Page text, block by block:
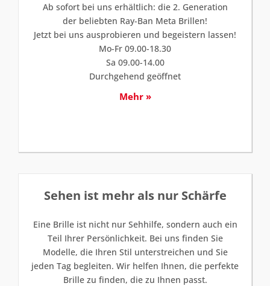
Ab sofort bei uns erhältlich: die 2. Generation
der beliebten Ray-Ban Meta Brillen!
Jetzt bei uns ausprobieren und begeistern lassen!
Mo-Fr 09.00-18.30
Sa 09.00-14.00
Durchgehend geöffnet
Mehr »
Sehen ist mehr als nur Schärfe
Eine Brille ist nicht nur Sehhilfe, sondern auch ein
Teil Ihrer Persönlichkeit. Bei uns finden Sie
Modelle, die Ihren Stil unterstreichen und Sie
jeden Tag begleiten. Wir helfen Ihnen, die perfekte
Brille zu finden, die zu Ihnen passt.